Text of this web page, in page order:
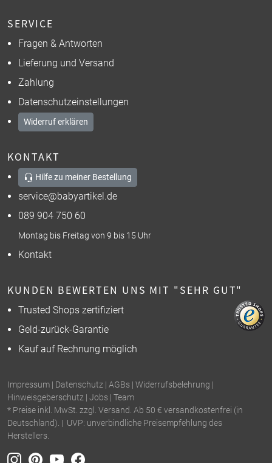
SERVICE
Fragen & Antworten
Lieferung und Versand
Zahlung
Datenschutzeinstellungen
Widerruf erklären
KONTAKT
Hilfe zu meiner Bestellung
service@babyartikel.de
089 904 750 60
Montag bis Freitag von 9 bis 15 Uhr
Kontakt
KUNDEN BEWERTEN UNS MIT "SEHR GUT"
Trusted Shops zertifiziert
Geld-zurück-Garantie
Kauf auf Rechnung möglich
Impressum | Datenschutz | AGBs | Widerrufsbelehrung |
Hinweisgeberschutz | Jobs | Team
* Preise inkl. MwSt. zzgl. Versand. Ab 50 € versandkostenfrei (in
Deutschland). | UVP: unverbindliche Preisempfehlung des
Herstellers.